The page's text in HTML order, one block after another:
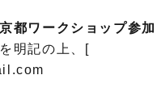
京都ワークショップ参加
明記の上、[